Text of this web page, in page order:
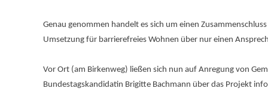
Genau genommen handelt es sich um einen
Umsetzung für barrierefreies Wohnen über nur einen
Vor Ort (am Birkenweg) ließen sich nun auf Anregung von
Bundestagskandidatin Brigitte Bachmann über das Projekt